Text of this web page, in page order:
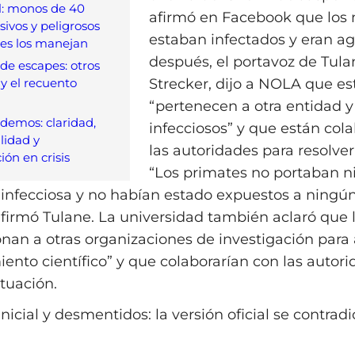
monos de 40
y peligrosos
los manejan
escapes: otros
el recuento
claridad,
y
en crisis
afirmó en Facebook que los
estaban infectados y eran
después, el portavoz de
Strecker, dijo a NOLA que
“pertenecen a otra entidad
infecciosos” y que están
las autoridades para
“Los primates no portaban
y no habían estado expuestos a
Tulane. La universidad también aclaró que
a otras organizaciones de investigación para
científico” y que colaborarían con las